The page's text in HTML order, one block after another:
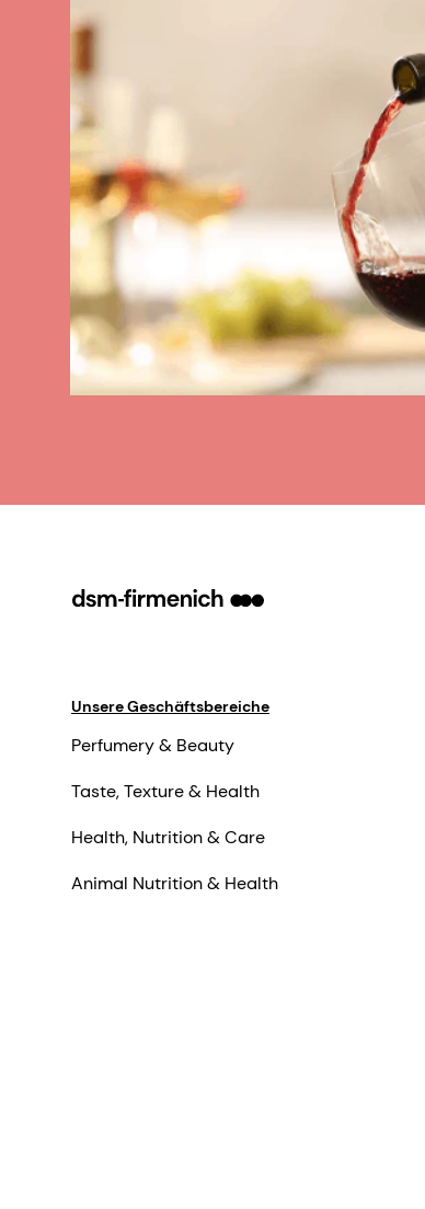
Unsere Geschäftsbereiche
Perfumery & Beauty
Taste, Texture & Health
Health, Nutrition & Care
Animal Nutrition & Health